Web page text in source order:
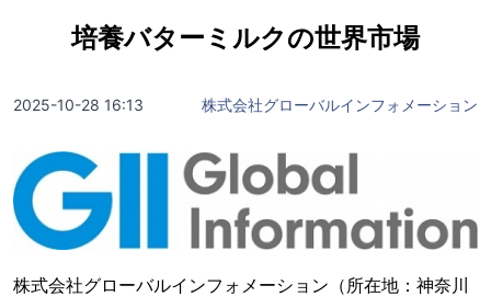
培養バターミルクの世界市場
2025-10-28 16:13 株式会社グローバルインフォメーション
株式会社グローバルインフォメーション（所在地：神奈川